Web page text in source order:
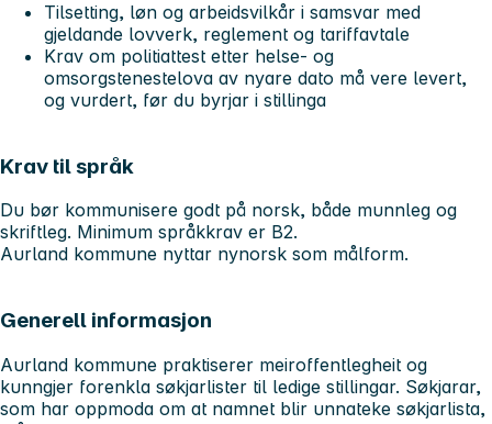
Tilsetting, løn og arbeidsvilkår i samsvar med
gjeldande lovverk, reglement og tariffavtale
Krav om politiattest etter helse- og
omsorgstenestelova av nyare dato må vere levert,
og vurdert, før du byrjar i stillinga
Krav til språk
Du bør kommunisere godt på norsk, både munnleg og
skriftleg. Minimum språkkrav er B2.
Aurland kommune nyttar nynorsk som målform.
Generell informasjon
Aurland kommune praktiserer meiroffentlegheit og
kunngjer forenkla søkjarlister til ledige stillingar. Søkjarar,
som har oppmoda om at namnet blir unnateke søkjarlista,